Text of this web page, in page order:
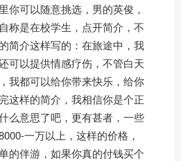
你可以随意挑选，男的英俊，
称是在校学生，点开简介，不
简介这样写的：在旅途中，我
可以提供情感疗伤，不管白天
我都可以给你带来快乐，给你
这样的简介，我相信你是个正
么意思了吧，更有甚者，一些
一万以上，这样的价格，
的伴游，如果你真的付钱买个